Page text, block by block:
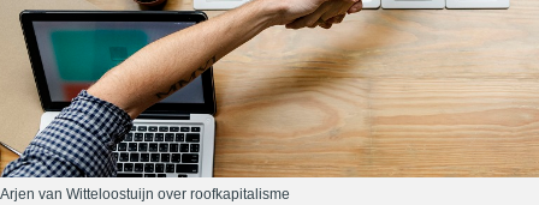
Arjen van Witteloostuijn over roofkapitalisme